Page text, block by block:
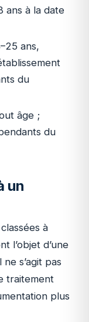
ans à la date
ans,
du
âge ;
du
un
à
l’objet d’une
s’agit pas
traitement
plus